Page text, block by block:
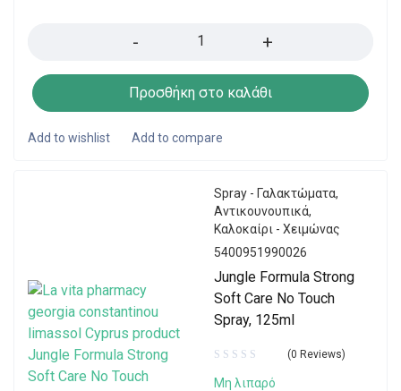
Προσθήκη στο καλάθι
Spray - Γαλακτώματα,
Αντικουνουπικά,
Καλοκαίρι - Χειμώνας
5400951990026
Jungle Formula Strong
Soft Care No Touch
Spray, 125ml
(0 Reviews)
Μη λιπαρό